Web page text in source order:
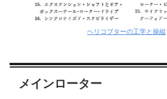
ヘリコプターの工学と操縦
メインローター